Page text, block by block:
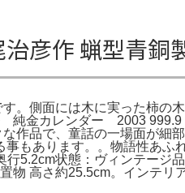
彦作 蝋型青銅
。側面には木に実った柿の
純金カレンダー 2003 999.9
な作品で、童話の一場面
もあります。。物語性あ
行5.2cm状態：ヴィンテー
物 高さ約25.5cm。インテリ